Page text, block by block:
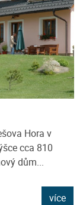
Hora v
cca 810
dům...
více